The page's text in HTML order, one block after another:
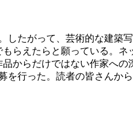
たがって、芸術的な建築
らえたらと願っている。ネ
からだけではない作家への
行った。読者の皆さんから